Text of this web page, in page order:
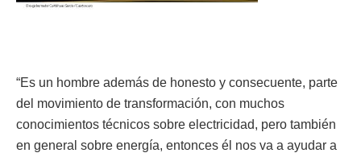
“Es un hombre además de honesto y consecuente, parte
del movimiento de transformación, con muchos
conocimientos técnicos sobre electricidad, pero también
en general sobre energía, entonces él nos va a ayudar a